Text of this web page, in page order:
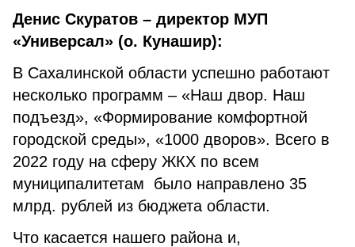
Денис Скуратов – директор МУП
«Универсал» (о. Кунашир):
В Сахалинской области успешно работают
несколько программ – «Наш двор. Наш
подъезд», «Формирование комфортной
городской среды», «1000 дворов». Всего в
2022 году на сферу ЖКХ по всем
муниципалитетам было направлено 35
млрд. рублей из бюджета области.
Что касается нашего района и,